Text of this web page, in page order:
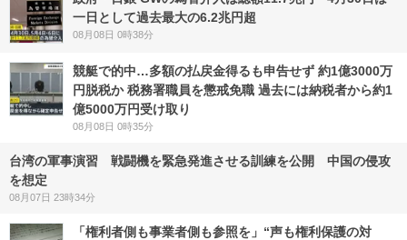
一日として過去最大の6.2兆円超
08月08日 0時38分
競艇で的中…多額の払戻金得るも申告せず 約1億3000万
円脱税か 税務署職員を懲戒免職 過去には納税者から約1
億5000万円受け取り
08月08日 0時35分
台湾の軍事演習 戦闘機を緊急発進させる訓練を公開 中国の侵攻
を想定
08月07日 23時34分
「権利者側も事業者側も参照を」“声も権利保護の対